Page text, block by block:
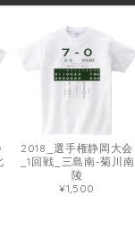
2018_選手権静岡大会
_1回戦_三島南-菊川南
陵
¥1,500